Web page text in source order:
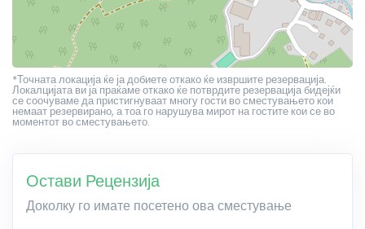
*Точната локација ќе ја добиете откако ќе извршите резервација.
Локалцијата ви ја праќаме откако ќе потврдите резервација бидејќи
се соочуваме да пристигнуваат многу гости во сместувањето кои
немаат резервирано, а тоа го нарушува мирот на гостите кои се во
моментот во сместувањето.
Остави Рецензија
Доколку го имате посетено ова сместување